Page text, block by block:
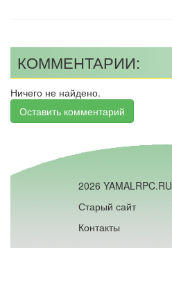
КОММЕНТАРИИ:
Ничего не найдено.
Оставить комментарий
2026 YAMALRPC.RU
Старый сайт
Контакты